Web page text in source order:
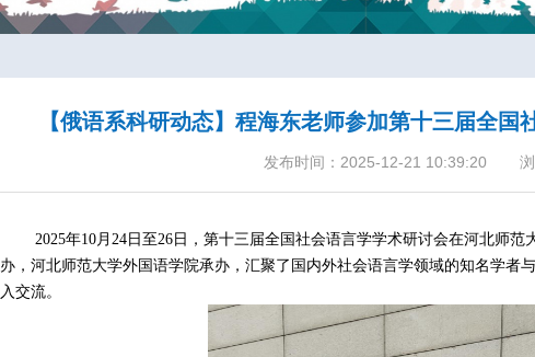
【俄语系科研动态】程海东老师参加第十三届全
发布时间：2025-12-21 10:39:20
2025年10月 24 日至26 日，第十三届全国社会语言学学术研讨会在河北师
办，河北师范大学外国语学院承办，汇聚了国内外社会语言学领域的知名学者
入交流。